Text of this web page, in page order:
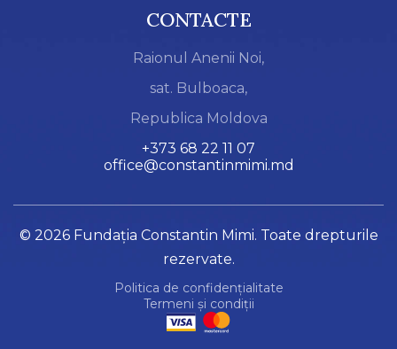
CONTACTE
Raionul Anenii Noi,
sat. Bulboaca,
Republica Moldova
+373 68 22 11 07
office@constantinmimi.md
© 2026 Fundația Constantin Mimi. Toate drepturile
rezervate.
Politica de confidențialitate
Termeni și condiții